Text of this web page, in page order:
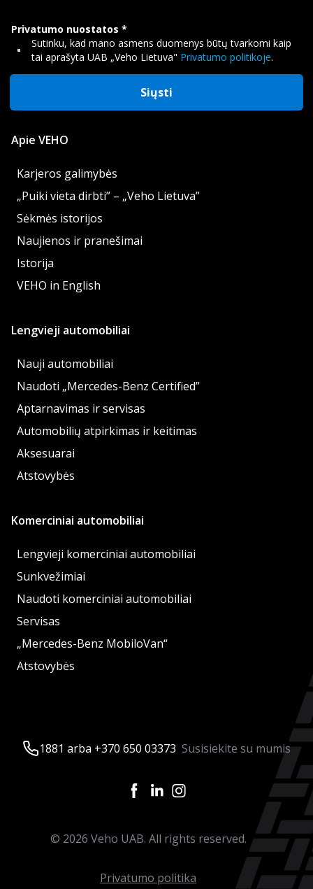
Privatumo nuostatos
Sutinku, kad mano asmens duomenys būtų tvarkomi kaip
tai aprašyta UAB „Veho Lietuva" Privatumo politikoje.
Siųsti
Apie VEHO
Karjeros galimybės
„Puiki vieta dirbti” – „Veho Lietuva”
Sėkmės istorijos
Naujienos ir pranešimai
Istorija
VEHO in English
Lengvieji automobiliai
Nauji automobiliai
Naudoti „Mercedes-Benz Certified”
Aptarnavimas ir servisas
Automobilių atpirkimas ir keitimas
Aksesuarai
Atstovybės
Komerciniai automobiliai
Lengvieji komerciniai automobiliai
Sunkvežimiai
Naudoti komerciniai automobiliai
Servisas
„Mercedes-Benz MobiloVan“
Atstovybės
1881 arba +370 650 03373 Susisiekite su mumis
© 2026 Veho UAB. All rights reserved.
Privatumo politika